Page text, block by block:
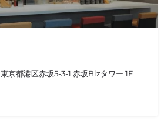
東京都港区赤坂5-3-1 赤坂Bizタワー 1F